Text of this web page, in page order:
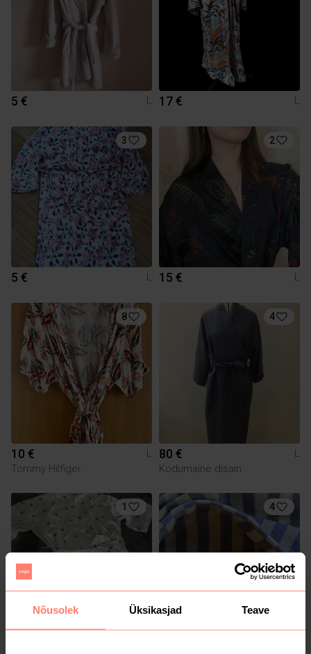
Nõusolek Üksikasjad Teave
5 € L 17 € L
3
5 € L
2
15 € L
8
10 €
L
Tommy Hilfiger
4
80 €
L
Kodumaine disain
1 4